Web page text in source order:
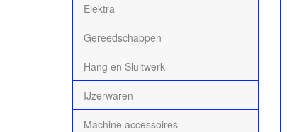
Elektra
Gereedschappen
Hang en Sluitwerk
IJzerwaren
Machine accessoires